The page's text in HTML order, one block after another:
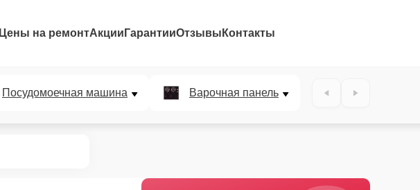
Цены на ремонтАкции ГарантииОтзывы Контакты
Посудомоечная машина Варочная панель